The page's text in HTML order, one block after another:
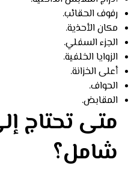
رفوف الحقائب.
مكان الأحذية.
الجزء السفلي.
الزوايا الخلفية.
أعلى الخزانة.
الحواف.
المقابض.
متى تحتاج
شامل؟